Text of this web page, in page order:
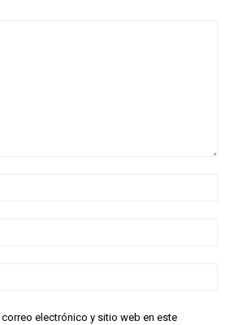
electrónico y sitio web en este